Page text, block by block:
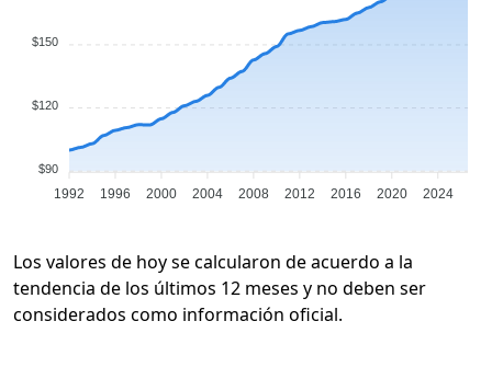
$150
$120
$90
1992 1996 2000 2004 2008 2012 2016 2020 2024
Los valores de hoy se calcularon de acuerdo a la
tendencia de los últimos 12 meses y no deben ser
considerados como información oficial.